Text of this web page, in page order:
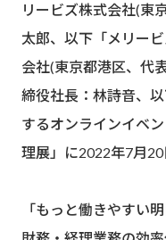
リービズ株式会社(東
太郎、以下「メリー
会社(東京都港区、代
締役社長：林詩音、
するオンラインイベ
理展」に2022年7月20
「もっと働きやすい